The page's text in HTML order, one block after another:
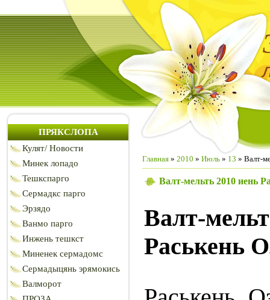
ПРЯКСЛОПА
Кулят/ Новости
Минек лопадо
Тешкспарго
Сермадкс парго
Эрзядо
Ванмо парго
Инжень тешкст
Миненек сермадомс
Сермадыцянь эрямокись
Валморот
Главная » 2010 » Июль » 13 » Валт-
Валт-мельть 2010 иень
Валт-
Раськень